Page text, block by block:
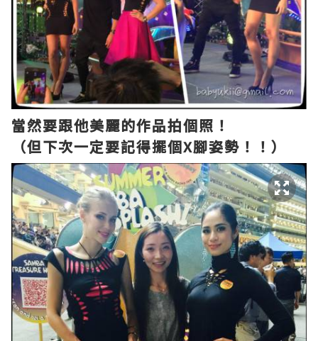
當然要跟他美麗的作品拍個照！
（但下次一定要記得擺個X腳姿勢！！）